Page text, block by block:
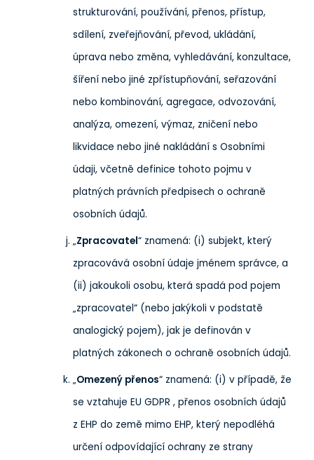
strukturování, používání, přenos, přístup,
sdílení, zveřejňování, převod, ukládání,
úprava nebo změna, vyhledávání, konzultace,
šíření nebo jiné zpřístupňování, seřazování
nebo kombinování, agregace, odvozování,
analýza, omezení, výmaz, zničení nebo
likvidace nebo jiné nakládání s Osobními
údaji, včetně definice tohoto pojmu v
platných právních předpisech o ochraně
osobních údajů.
„Zpracovatel“ znamená: (i) subjekt, který
zpracovává osobní údaje jménem správce, a
(ii) jakoukoli osobu, která spadá pod pojem
„zpracovatel“ (nebo jakýkoli v podstatě
analogický pojem), jak je definován v
platných zákonech o ochraně osobních údajů.
„Omezený přenos“ znamená: (i) v případě, že
se vztahuje EU GDPR , přenos osobních údajů
z EHP do země mimo EHP, který nepodléhá
určení odpovídající ochrany ze strany